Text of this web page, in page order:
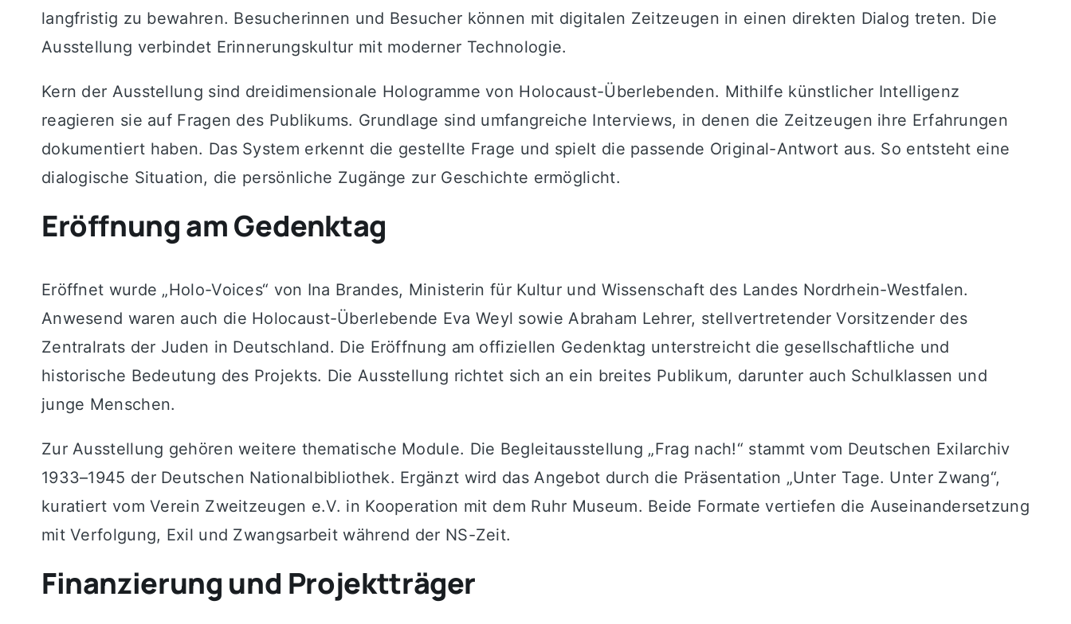
langfristig zu bewahren. Besucherinnen und Besucher können mit digitalen Zeitzeugen in einen direkten Dialog treten. Die
Ausstellung verbindet Erinnerungskultur mit moderner Technologie.
Kern der Ausstellung sind dreidimensionale Hologramme von Holocaust-Überlebenden. Mithilfe künstlicher Intelligenz
reagieren sie auf Fragen des Publikums. Grundlage sind umfangreiche Interviews, in denen die Zeitzeugen ihre Erfahrungen
dokumentiert haben. Das System erkennt die gestellte Frage und spielt die passende Original-Antwort aus. So entsteht eine
dialogische Situation, die persönliche Zugänge zur Geschichte ermöglicht.
Eröffnung am Gedenktag
Eröffnet wurde „Holo-Voices“ von Ina Brandes, Ministerin für Kultur und Wissenschaft des Landes Nordrhein-Westfalen.
Anwesend waren auch die Holocaust-Überlebende Eva Weyl sowie Abraham Lehrer, stellvertretender Vorsitzender des
Zentralrats der Juden in Deutschland. Die Eröffnung am offiziellen Gedenktag unterstreicht die gesellschaftliche und
historische Bedeutung des Projekts. Die Ausstellung richtet sich an ein breites Publikum, darunter auch Schulklassen und
junge Menschen.
Zur Ausstellung gehören weitere thematische Module. Die Begleitausstellung „Frag nach!“ stammt vom Deutschen Exilarchiv
1933–1945 der Deutschen Nationalbibliothek. Ergänzt wird das Angebot durch die Präsentation „Unter Tage. Unter Zwang“,
kuratiert vom Verein Zweitzeugen e.V. in Kooperation mit dem Ruhr Museum. Beide Formate vertiefen die Auseinandersetzung
mit Verfolgung, Exil und Zwangsarbeit während der NS-Zeit.
Finanzierung und Projektträger